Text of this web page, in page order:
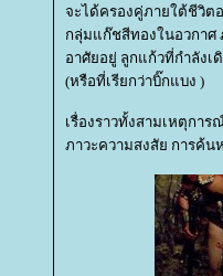
จะได้ครองคู่ภายใต้ชีวิต
กลุ่มแก๊ชสีทองในอวกา
อาศัยอยู่ ลูกแก้วที่กำลัง
(หรือที่เรียกว่าบิ๊กแบง )
เรื่องราวทั้งสามเหตุกา
ภาวะความสงสัย การค้น